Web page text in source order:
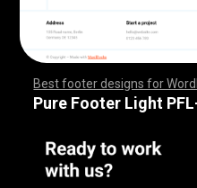
Best footer designs for
,,,,,,,,,,,,,,,,,,,,,,,,,,,,,,
,,,,,,,,,,,,,,,,,,,,,,,,,,,,,,
,,,,,,,,
Pure Footer Light